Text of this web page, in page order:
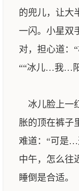
的兜儿，让大
一闪。小星双
对，担心道：
““冰儿…我…
冰儿脸上一
胀的顶在裤子
难道：“可是
中午，怎么往
睡倒是合适。